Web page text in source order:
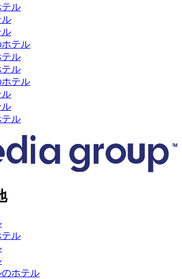
ル
ル
ル
ホテル
テル
テル
テル
ル
ル
テル
テル
ホテル